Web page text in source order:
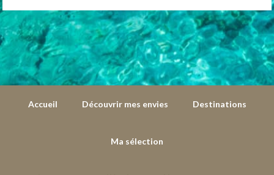
Accueil Découvrir mes envies Destinations
Ma sélection